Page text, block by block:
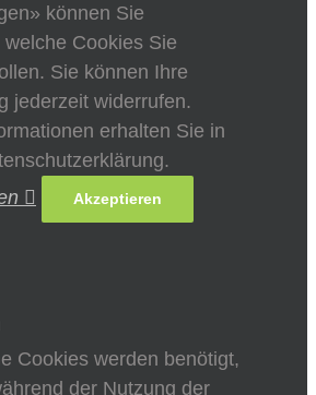
können Sie
Cookies Sie
Sie können Ihre
jederzeit widerrufen.
erhalten Sie in
Akzeptieren
Cookies werden benötigt,
der Nutzung der